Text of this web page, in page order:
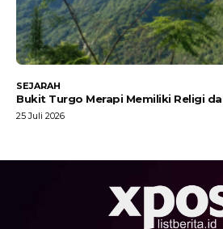
SEJARAH
Bukit Turgo Merapi Memiliki Religi
25 Juli 2026